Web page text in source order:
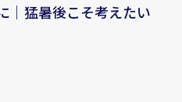
｜猛暑後こそ考えたい